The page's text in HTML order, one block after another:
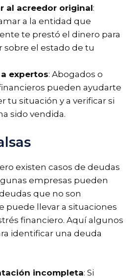
al acreedor original:
a la entidad que
te prestó el dinero para
sobre el estado de tu
expertos: Abogados o
pueden ayudarte
tu situación y a verificar si
sido vendida.
existen casos de deudas
empresas pueden
que no son
puede llevar a situaciones
financiero. Aquí algunos
identificar una deuda
incompleta: Si